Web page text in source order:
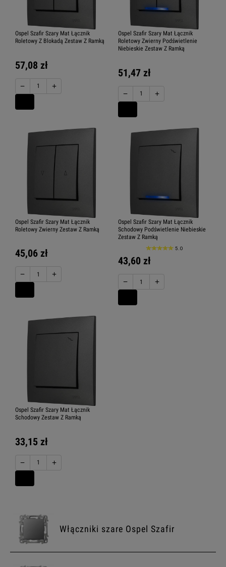
Ospel Szafir Szary Mat Łącznik
Roletowy Z Blokadą Zestaw Z Ramką
57,08 zł
− +
Ospel Szafir Szary Mat Łącznik
Roletowy Zwierny Podświetlenie
Niebieskie Zestaw Z Ramką
51,47 zł
− +
Ospel Szafir Szary Mat Łącznik
Roletowy Zwierny Zestaw Z Ramką
45,06 zł
− +
Ospel Szafir Szary Mat Łącznik
Schodowy Podświetlenie Niebieskie
Zestaw Z Ramką
5.0
43,60 zł
− +
Ospel Szafir Szary Mat Łącznik
Schodowy Zestaw Z Ramką
33,15 zł
− +
Włączniki szare Ospel Szafir